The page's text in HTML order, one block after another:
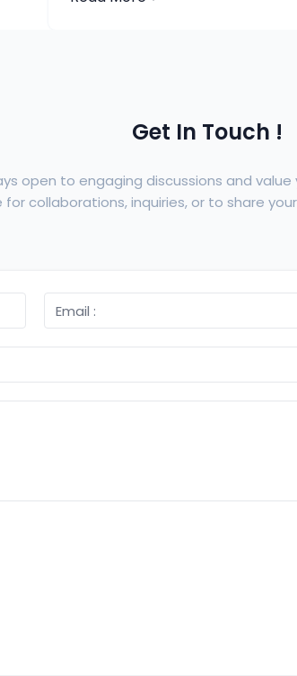
Get In Touch !
open to engaging discussions and
collaborations, inquiries, or to share